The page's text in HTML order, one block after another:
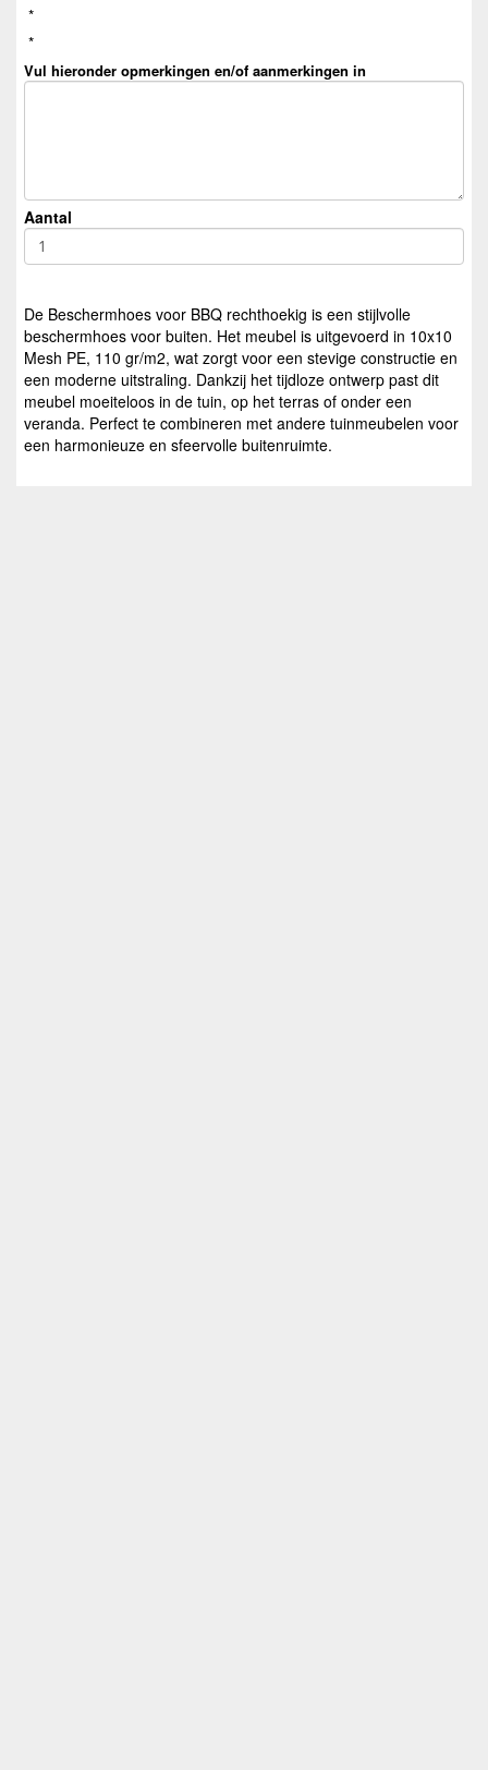
*
*
Vul hieronder opmerkingen en/of aanmerkingen in
Aantal
De Beschermhoes voor BBQ rechthoekig is een stijlvolle
beschermhoes voor buiten. Het meubel is uitgevoerd in 10x10
Mesh PE, 110 gr/m2, wat zorgt voor een stevige constructie en
een moderne uitstraling. Dankzij het tijdloze ontwerp past dit
meubel moeiteloos in de tuin, op het terras of onder een
veranda. Perfect te combineren met andere tuinmeubelen voor
een harmonieuze en sfeervolle buitenruimte.